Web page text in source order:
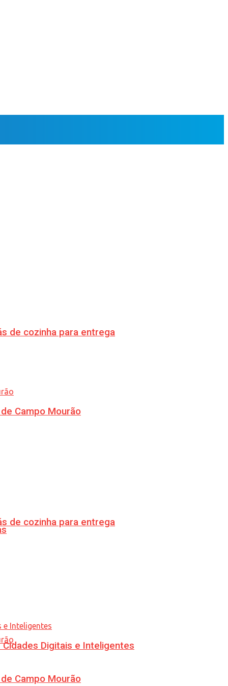
de cozinha para entrega
Campo Mourão
de cozinha para entrega
Campo Mourão
Digitais e Inteligentes